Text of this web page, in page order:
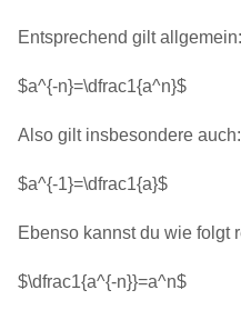
Entsprechend gilt allgemein:
$a^{-n}=\dfrac1{a^n}$
Also gilt insbesondere auch:
$a^{-1}=\dfrac1{a}$
Ebenso kannst du wie folgt
$\dfrac1{a^{-n}}=a^n$